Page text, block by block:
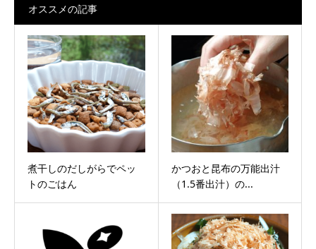
オススメの記事
煮干しのだしがらでペッ
トのごはん
かつおと昆布の万能出汁
（1.5番出汁）の...